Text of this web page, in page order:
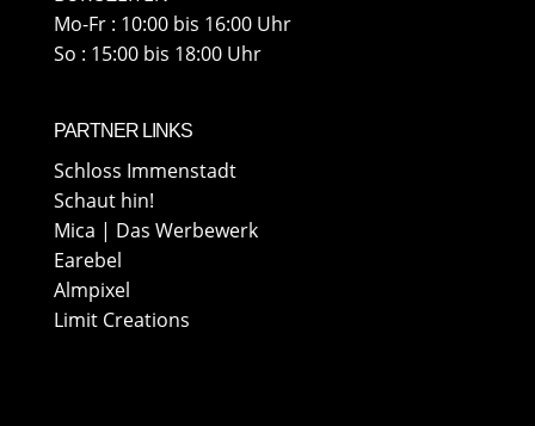
Mo-Fr : 10:00 bis 16:00 Uhr
So : 15:00 bis 18:00 Uhr
PARTNER LINKS
Schloss Immenstadt
Schaut hin!
Mica | Das Werbewerk
Earebel
Almpixel
Limit Creations